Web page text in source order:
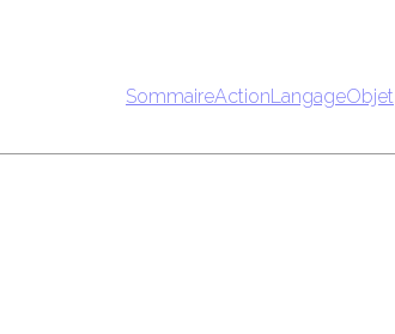
SommaireActionLangageObjet